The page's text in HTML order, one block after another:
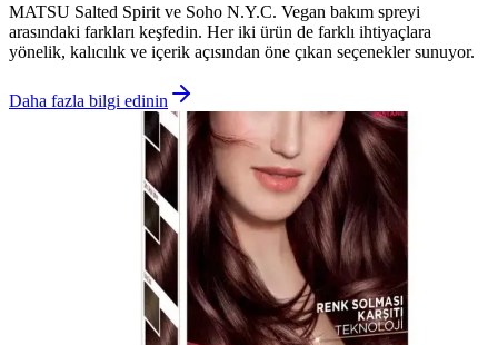
MATSU Salted Spirit ve Soho N.Y.C. Vegan bakım spreyi
arasındaki farkları keşfedin. Her iki ürün de farklı ihtiyaçlara
yönelik, kalıcılık ve içerik açısından öne çıkan seçenekler sunuyor.
Daha fazla bilgi edinin